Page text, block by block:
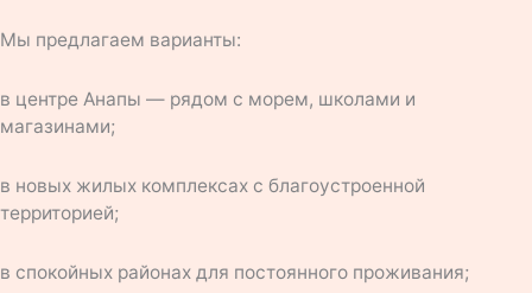
Мы предлагаем варианты:
в центре Анапы — рядом с морем, школами и
магазинами;
в новых жилых комплексах с благоустроенной
территорией;
в спокойных районах для постоянного проживания;